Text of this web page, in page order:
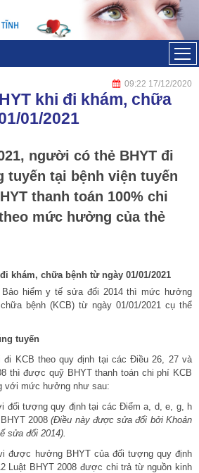
09:22 17/12/2020
khi đi khám, chữa
01/2021
người có thẻ BHYT đi
tuyến tại bệnh viện tuyến
thanh toán 100% chi
mức hưởng của thẻ
Bảo hiểm y tế sửa đổi 2014thì mức hưởng
bệnh (KCB) từ ngày 01/01/2021 cụ thể
tuyến
đi KCB theo quy định tại các Điều 26, 27 và
thì được quỹ BHYT thanh toán chi phí KCB
với mức hưởng như sau:
đối tượng quy định tại các Điểm a, d, e, g, h
2008(Điều này được sửa đổi bởi Khoản
sửa đổi 2014).
được hưởng BHYT của đối tượng quy định
Luật BHYT 2008 được chi trả từ nguồn kinh